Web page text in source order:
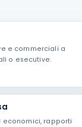
e commerciali a
o esecutive.
economici, rapporti